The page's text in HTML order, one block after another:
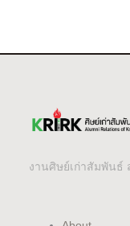
งานศิษย์เก่าสัมพันธ์